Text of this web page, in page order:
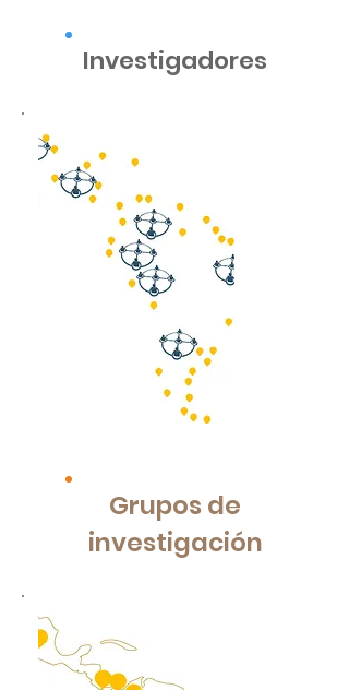
Investigadores
Grupos de
investigación